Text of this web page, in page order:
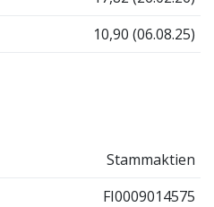
10,90 (06.08.25)
Stammaktien
FI0009014575